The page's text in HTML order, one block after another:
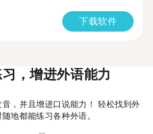
下载软件
，增进外语能力
，并且增进口说能力！ 轻松找到外
地都能练习各种外语。